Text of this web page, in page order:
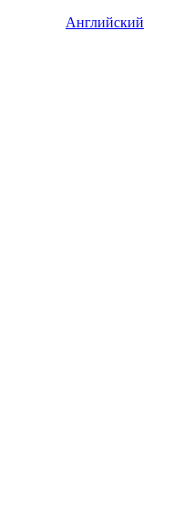
Английский